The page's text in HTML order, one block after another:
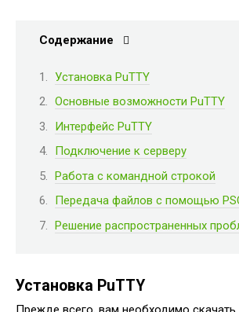
Содержание
Установка PuTTY
Основные возможности PuTTY
Интерфейс PuTTY
Подключение к серверу
Работа с командной строкой
Передача файлов с помощью
Решение распространенных
Установка PuTTY